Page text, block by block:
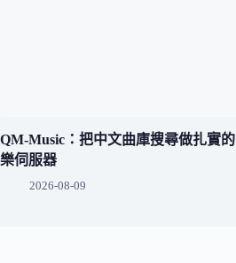
QM-Music：把中文曲庫搜尋做扎實
樂伺服器
2026-08-09